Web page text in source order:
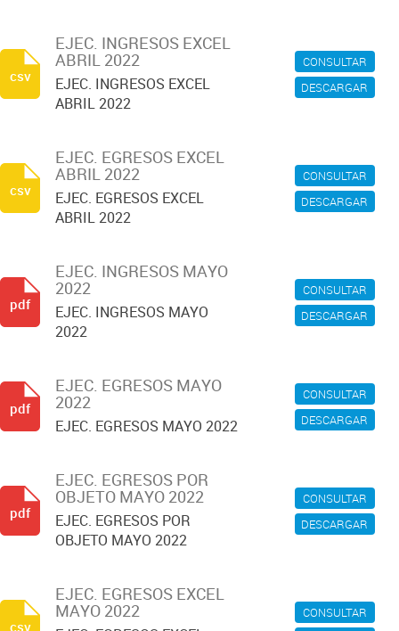
CONSULTAR
DESCARGAR
EJEC. INGRESOS EXCEL
ABRIL 2022
EJEC. INGRESOS EXCEL
ABRIL 2022
csv
CONSULTAR
DESCARGAR
EJEC. EGRESOS EXCEL
ABRIL 2022
EJEC. EGRESOS EXCEL
ABRIL 2022
csv
CONSULTAR
DESCARGAR
EJEC. INGRESOS MAYO
2022
EJEC. INGRESOS MAYO
2022
pdf
CONSULTAR
DESCARGAR
EJEC. EGRESOS MAYO
2022
EJEC. EGRESOS MAYO 2022
pdf
CONSULTAR
DESCARGAR
EJEC. EGRESOS POR
OBJETO MAYO 2022
EJEC. EGRESOS POR
OBJETO MAYO 2022
pdf
CONSULTAR
EJEC. EGRESOS EXCEL
MAYO 2022
csv